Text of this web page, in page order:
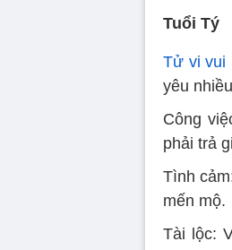
Tuổi Tý
Tử vi vui
yêu
Công
phải trả
Tình
mến mộ.
Tài lộc: